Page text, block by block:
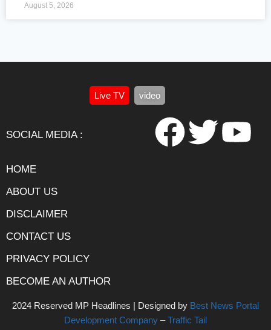
August 5, 2026
Live TV video
SOCIAL MEDIA :
HOME
ABOUT US
DISCLAIMER
CONTACT US
PRIVACY POLICY
BECOME AN AUTHOR
2024 Reserved MP Headlines | Designed by Best News Portal
Development Company –Traffic Tail